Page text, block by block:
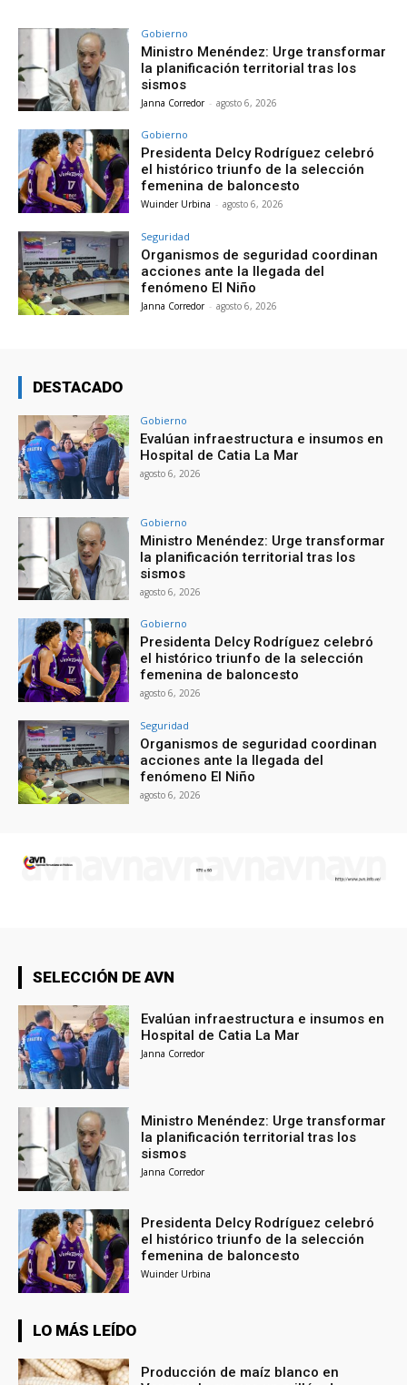
Gobierno
Ministro Menéndez: Urge transformar
la planificación territorial tras los
sismos
Janna Corredor - agosto 6, 2026
Gobierno
Presidenta Delcy Rodríguez celebró
el histórico triunfo de la selección
femenina de baloncesto
Wuinder Urbina - agosto 6, 2026
Seguridad
Organismos de seguridad coordinan
acciones ante la llegada del
fenómeno El Niño
Janna Corredor - agosto 6, 2026
DESTACADO
Gobierno
Evalúan infraestructura e insumos en
Hospital de Catia La Mar
agosto 6, 2026
Gobierno
Ministro Menéndez: Urge transformar
la planificación territorial tras los
sismos
agosto 6, 2026
Gobierno
Presidenta Delcy Rodríguez celebró
el histórico triunfo de la selección
femenina de baloncesto
agosto 6, 2026
Seguridad
Organismos de seguridad coordinan
acciones ante la llegada del
fenómeno El Niño
agosto 6, 2026
SELECCIÓN DE AVN
Evalúan infraestructura e insumos en
Hospital de Catia La Mar
Janna Corredor
Ministro Menéndez: Urge transformar
la planificación territorial tras los
sismos
Janna Corredor
Presidenta Delcy Rodríguez celebró
el histórico triunfo de la selección
femenina de baloncesto
Wuinder Urbina
LO MÁS LEÍDO
Producción de maíz blanco en